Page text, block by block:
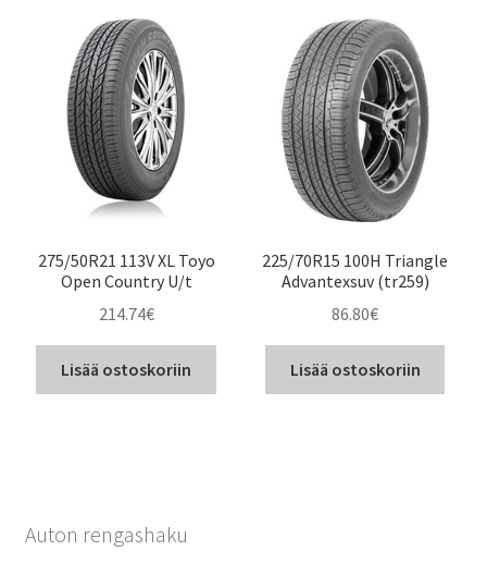
275/50R21 113V XL Toyo
Open Country U/t
214.74€
Lisää ostoskoriin
225/70R15 100H Triangle
Advantexsuv (tr259)
86.80€
Lisää ostoskoriin
Auton rengashaku